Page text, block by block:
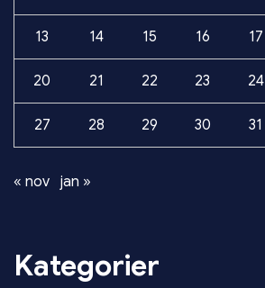
13 14 15 16 17
20 21 22 23 24
27 28 29 30 31
« nov jan »
Kategorier